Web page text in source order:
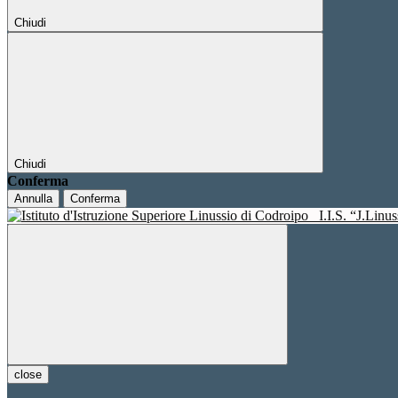
Chiudi
Chiudi
Conferma
Annulla Conferma
I.I.S.
close